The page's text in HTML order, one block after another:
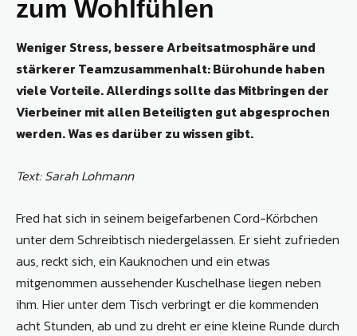
zum Wohlfühlen
Weniger Stress, bessere Arbeitsatmosphäre und
stärkerer Teamzusammenhalt: Bürohunde haben
viele Vorteile. Allerdings sollte das Mitbringen der
Vierbeiner mit allen Beteiligten gut abgesprochen
werden. Was es darüber zu wissen gibt.
Text: Sarah Lohmann
Fred hat sich in seinem beigefarbenen Cord-Körbchen
unter dem Schreibtisch niedergelassen. Er sieht zufrieden
aus, reckt sich, ein Kauknochen und ein etwas
mitgenommen aussehender Kuschelhase liegen neben
ihm. Hier unter dem Tisch verbringt er die kommenden
acht Stunden, ab und zu dreht er eine kleine Runde durch